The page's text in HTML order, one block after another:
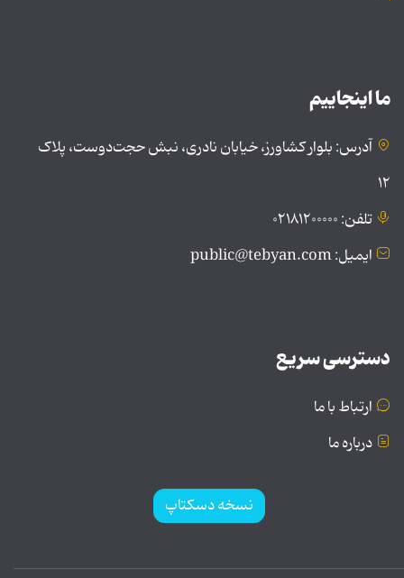
ما اینجاییم
آدرس: بلوار کشاورز، خیابان نادری، نبش حجت‌دوست، پلاک
۱۲
تلفن: ۰۲۱۸۱۲۰۰۰۰۰
ایمیل: public@tebyan.com
دسترسی سریع
ارتباط با ما
درباره ما
نسخه دسکتاپ